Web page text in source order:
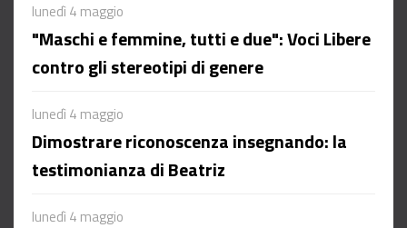
lunedì 4 maggio
"Maschi e femmine, tutti e due": Voci Libere
contro gli stereotipi di genere
lunedì 4 maggio
Dimostrare riconoscenza insegnando: la
testimonianza di Beatriz
lunedì 4 maggio